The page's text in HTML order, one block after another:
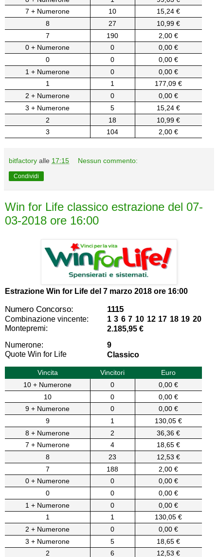
7 + Numerone
10
15,24 €
8
27
10,99 €
7
190
2,00 €
0 + Numerone
0
0,00 €
0
0
0,00 €
1 + Numerone
0
0,00 €
1
1
177,09 €
2 + Numerone
0
0,00 €
3 + Numerone
5
15,24 €
2
18
10,99 €
3
104 2,00 €
bitfactory alle 17:15 Nessun commento:
Condividi
Win for Life classico estrazione del 07-
03-2018 ore 16:00
Estrazione Win for Life del 7 marzo 2018 ore 16:00
Numero Concorso: 1115
Combinazione vincente:
1 3 6 7 10 12 17 18 19 20
Montepremi:
2.185,95 €
Numerone:
9
Quote Win for Life
Classico
Vincita Vincitori
Euro
10 + Numerone
0
0,00 €
10
0
0,00 €
9 + Numerone
0
0,00 €
9
1
130,05 €
8 + Numerone
2
36,36 €
7 + Numerone
4
18,65 €
8
23
12,53 €
7
188
2,00 €
0 + Numerone
0
0,00 €
0
0
0,00 €
1 + Numerone
0
0,00 €
1
1
130,05 €
2 + Numerone
0
0,00 €
3 + Numerone
5
18,65 €
2
6
12,53 €